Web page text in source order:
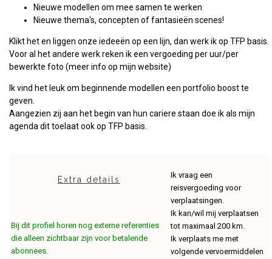
Nieuwe modellen om mee samen te werken
Nieuwe thema's, concepten of fantasieën scenes!
Klikt het en liggen onze iedeeën op een lijn, dan werk ik op TFP basis.
Voor al het andere werk reken ik een vergoeding per uur/per
bewerkte foto (meer info op mijn website)
Ik vind het leuk om beginnende modellen een portfolio boost te
geven.
Aangezien zij aan het begin van hun cariere staan doe ik als mijn
agenda dit toelaat ook op TFP basis.
Extra details
Bij dit profiel horen nog externe referenties
die alleen zichtbaar zijn voor betalende
abonnees.
Ik vraag een
reisvergoeding voor
verplaatsingen.
Ik kan/wil mij verplaatsen
tot maximaal 200 km.
Ik verplaats me met
volgende vervoermiddelen